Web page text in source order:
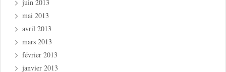
juin 2013
mai 2013
avril 2013
mars 2013
février 2013
janvier 2013